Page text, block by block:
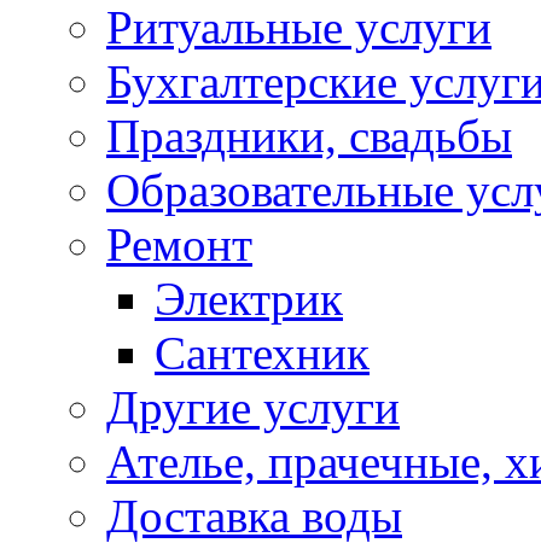
Ритуальные услуги
Бухгалтерские
Праздники, свадьбы
Образовательные
Ремонт
Электрик
Сантехник
Другие услуги
Ателье, прачечные,
Доставка воды